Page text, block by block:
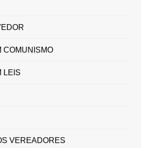
COMUNISMO
LEIS
VEREADORES